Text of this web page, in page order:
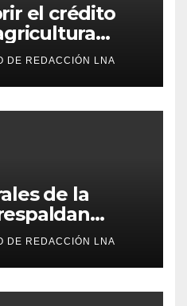
el crédito
DE REDACCIÓN LNA
de la
dólares
pensionados y
DE REDACCIÓN LNA